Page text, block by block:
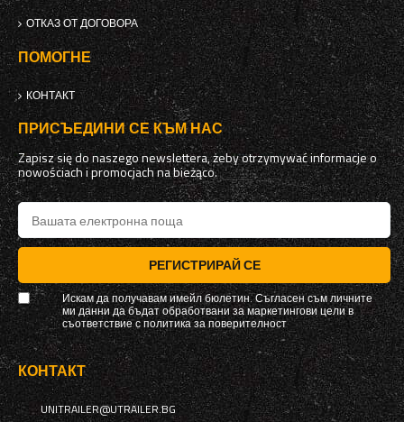
ОТКАЗ ОТ ДОГОВОРА
ПОМОГНЕ
КОНТАКТ
ПРИСЪЕДИНИ СЕ КЪМ НАС
Zapisz się do naszego newslettera, żeby otrzymywać informacje o
nowościach i promocjach na bieżąco.
РЕГИСТРИРАЙ СЕ
Искам да получавам имейл бюлетин. Съгласен съм личните
ми данни да бъдат обработвани за маркетингови цели в
съответствие сполитика за поверителност
КОНТАКТ
UNITRAILER@UTRAILER.BG